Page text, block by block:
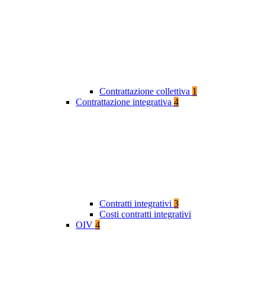
Contrattazione collettiva 1
Contrattazione integrativa 4
Contratti integrativi 3
Costi contratti integrativi
OIV 4